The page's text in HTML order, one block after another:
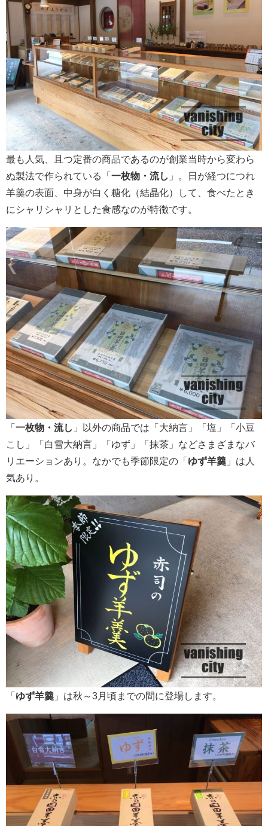
最も人気、且つ定番の商品であるのが創業当時から変わら
ぬ製法で作られている「 一枚物・流し 」。日が経つにつれ
羊羹の表面、中身が白く糖化（結晶化）して、食べたとき
にシャリシャリとした食感なのが特徴です。
「 一枚物・流し 」以外の商品では「大納言」「塩」「小豆
こし」「白雪大納言」「ゆず」「抹茶」などさまざまなバ
リエーションあり。なかでも季節限定の「 ゆず羊羹 」は人
気あり。
「 ゆず羊羹 」は秋～3月頃までの間に登場します。